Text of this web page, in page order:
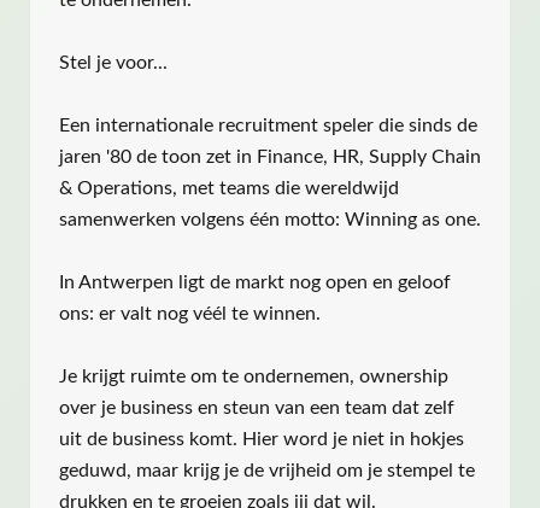
Stel je voor...
Een internationale recruitment speler die sinds de
jaren '80 de toon zet in Finance, HR, Supply Chain
& Operations, met teams die wereldwijd
samenwerken volgens één motto: Winning as one.
In Antwerpen ligt de markt nog open en geloof
ons: er valt nog véél te winnen.
Je krijgt ruimte om te ondernemen, ownership
over je business en steun van een team dat zelf
uit de business komt. Hier word je niet in hokjes
geduwd, maar krijg je de vrijheid om je stempel te
drukken en te groeien zoals jij dat wil.